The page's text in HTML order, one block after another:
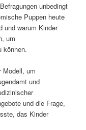
unbedingt
Puppen heute
und warum Kinder
um
können.
Modell, um
und
und die Frage,
das Kinder